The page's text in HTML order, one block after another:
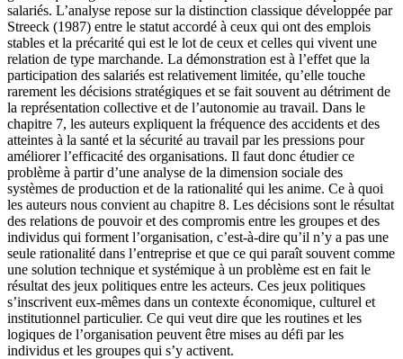
salariés. L’analyse repose sur la distinction classique développée par
Streeck (1987) entre le statut accordé à ceux qui ont des emplois
stables et la précarité qui est le lot de ceux et celles qui vivent une
relation de type marchande. La démonstration est à l’effet que la
participation des salariés est relativement limitée, qu’elle touche
rarement les décisions stratégiques et se fait souvent au détriment de
la représentation collective et de l’autonomie au travail. Dans le
chapitre 7, les auteurs expliquent la fréquence des accidents et des
atteintes à la santé et la sécurité au travail par les pressions pour
améliorer l’efficacité des organisations. Il faut donc étudier ce
problème à partir d’une analyse de la dimension sociale des
systèmes de production et de la rationalité qui les anime. Ce à quoi
les auteurs nous convient au chapitre 8. Les décisions sont le résultat
des relations de pouvoir et des compromis entre les groupes et des
individus qui forment l’organisation, c’est-à-dire qu’il n’y a pas une
seule rationalité dans l’entreprise et que ce qui paraît souvent comme
une solution technique et systémique à un problème est en fait le
résultat des jeux politiques entre les acteurs. Ces jeux politiques
s’inscrivent eux-mêmes dans un contexte économique, culturel et
institutionnel particulier. Ce qui veut dire que les routines et les
logiques de l’organisation peuvent être mises au défi par les
individus et les groupes qui s’y activent.